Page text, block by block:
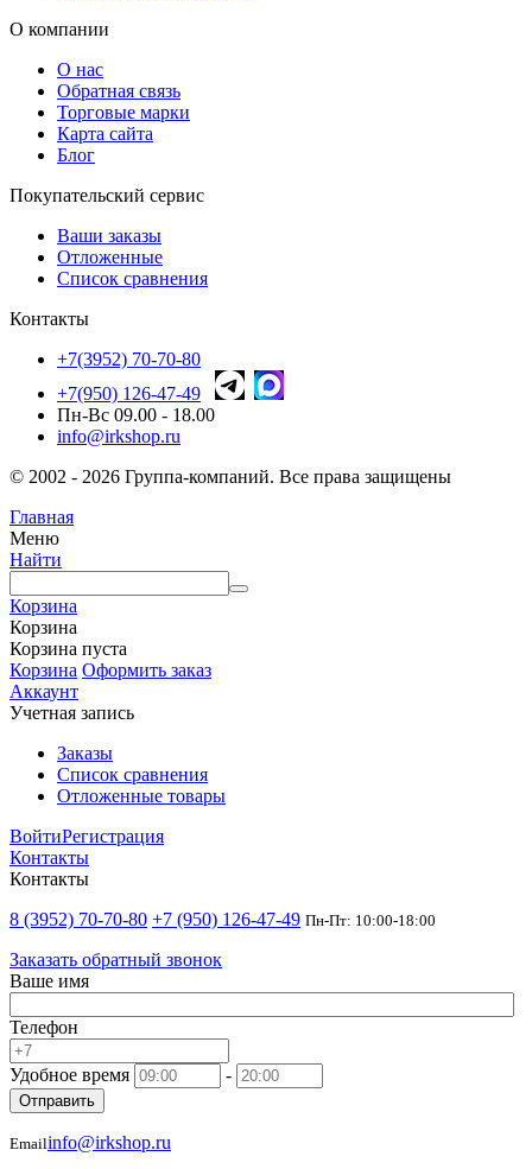
О компании
О нас
Обратная связь
Торговые марки
Карта сайта
Блог
Покупательский сервис
Ваши заказы
Отложенные
Список сравнения
Контакты
+7(3952) 70-70-80
+7(950) 126-47-49
Пн-Вс 09.00 - 18.00
info@irkshop.ru
© 2002 - 2026 Группа-компаний. Все права защищены
Главная
Меню
Найти
Корзина
Корзина
Корзина пуста
Корзина Оформить заказ
Аккаунт
Учетная запись
Заказы
Список сравнения
Отложенные товары
ВойтиРегистрация
Контакты
Контакты
8 (3952) 70-70-80 +7 (950) 126-47-49 Пн-Пт: 10:00-18:00
Заказать обратный звонок
Ваше имя
Телефон
Удобное время -
Отправить
Emailinfo@irkshop.ru